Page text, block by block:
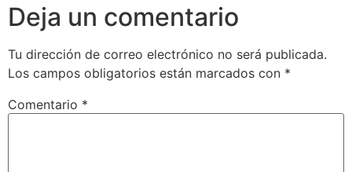
Deja un comentario
Tu dirección de correo electrónico no será publicada.
Los campos obligatorios están marcados con *
Comentario *